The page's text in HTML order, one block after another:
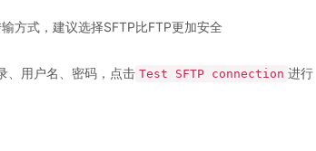
方式，建议选择SFTP比FTP更加安全
、用户名、密码，点击 Test SFTP connection 进行